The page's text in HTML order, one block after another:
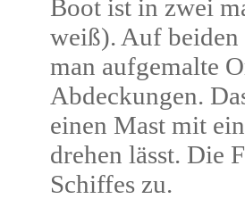
Boot ist in zwei
weiß). Auf beiden
man aufgemalte
Abdeckungen.
einen Mast mit
drehen lässt. Die
Schiffes zu.